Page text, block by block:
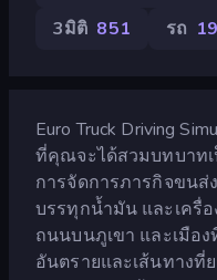
3มิติ 851 รถ
Euro Truck Driving
ที่คุณจะได้สวมบทบาท
การจัดการภารกิจขน
บรรทุกน้ำมัน และเครื่
ถนนบนภูเขา และเมือ
อันตรายและเส้นทาง